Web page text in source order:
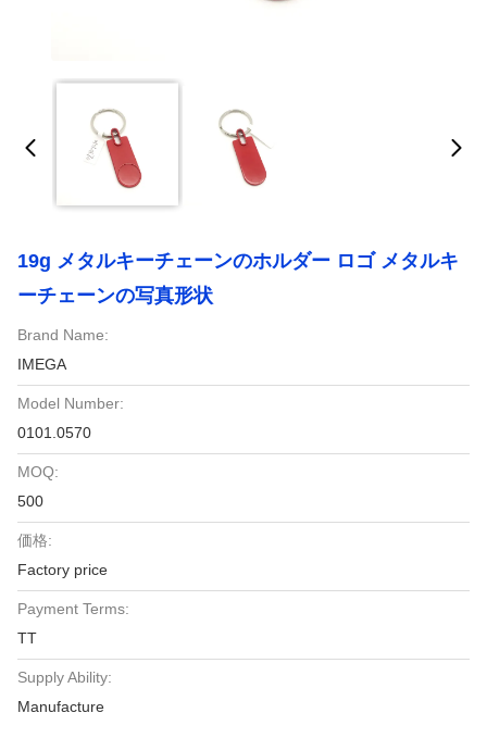
19g メタルキーチェーンのホルダー ロゴ メタルキ
ーチェーンの写真形状
Brand Name:
IMEGA
Model Number:
0101.0570
MOQ:
500
価格:
Factory price
Payment Terms:
TT
Supply Ability:
Manufacture